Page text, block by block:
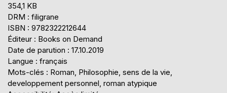
354,1 KB
DRM : filigrane
ISBN : 9782322212644
Éditeur : Books on Demand
Date de parution : 17.10.2019
Langue : français
Mots-clés : Roman, Philosophie, sens de la vie,
developpement personnel, roman atypique